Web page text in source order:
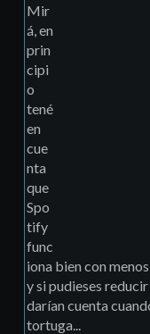
Mir
á, en
prin
cipi
o
tené
en
cue
nta
que
Spo
tify
func
iona bien con
y si pudieses
darían cuenta
tortuga...